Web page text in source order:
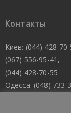
Контакты
Киев: (044) 428-
(067) 556-95-41,
(044) 428-70-55
Одесса: (048) 733-